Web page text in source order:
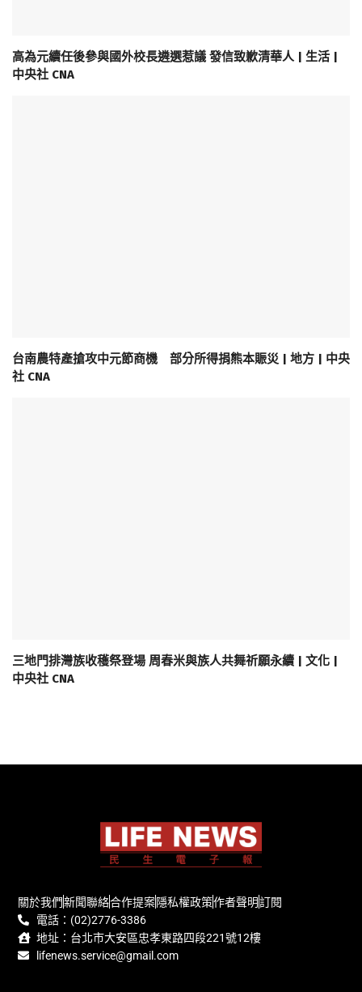
高為元續任後參與國外校長遴選惹議 發信致歉清華人 | 生活 |
中央社 CNA
台南農特產搶攻中元節商機 部分所得捐熊本賑災 | 地方 | 中央
社 CNA
三地門排灣族收穫祭登場 周春米與族人共舞祈願永續 | 文化 |
中央社 CNA
關於我們新聞聯絡合作提案隱私權政策作者聲明訂閱
電話：(02)2776-3386
地址：台北市大安區忠孝東路四段221號12樓
lifenews.service@gmail.com